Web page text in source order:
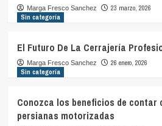
Marga Fresco Sanchez
23 marzo, 2026
Sin categoría
El Futuro De La Cerrajería
Marga Fresco Sanchez
26 enero, 2026
Sin categoría
Conozca los beneficios de contar
persianas motorizadas